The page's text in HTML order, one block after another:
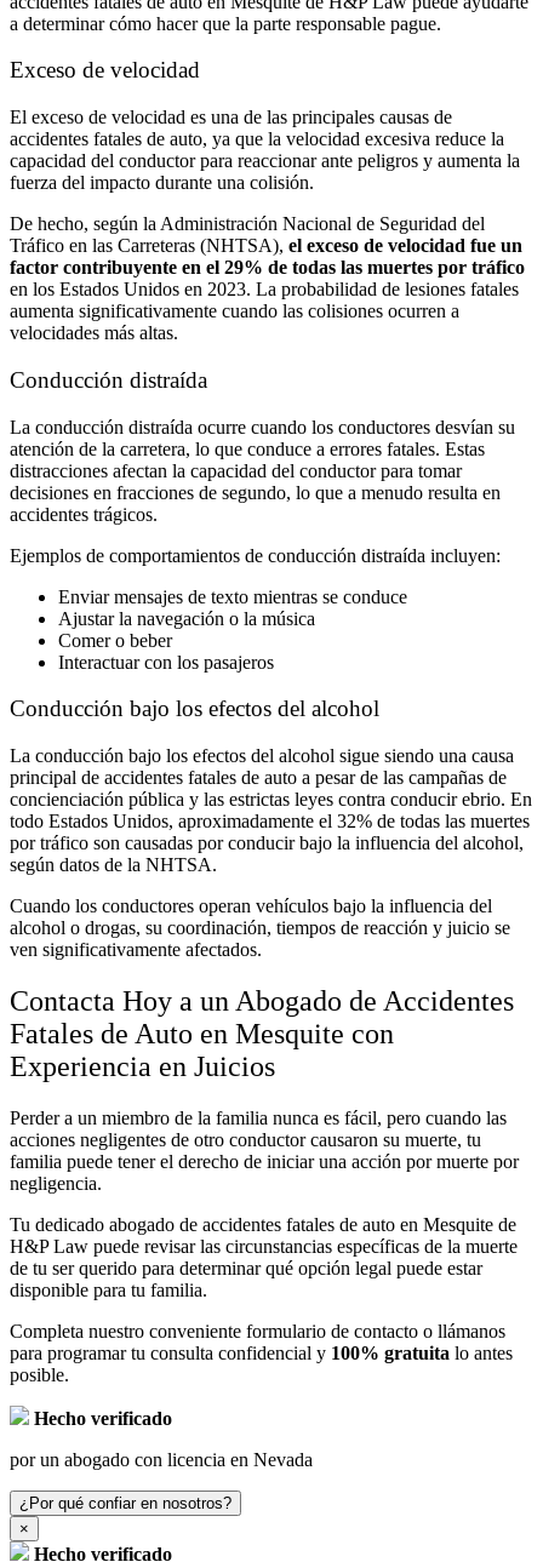
a determinar cómo hacer que la parte responsable pague.
Exceso de velocidad
El exceso de velocidad es una de las principales causas de
accidentes fatales de auto, ya que la velocidad excesiva reduce la
capacidad del conductor para reaccionar ante peligros y aumenta la
fuerza del impacto durante una colisión.
De hecho, según la Administración Nacional de Seguridad del
Tráfico en las Carreteras (NHTSA), el exceso de velocidad fue un
factor contribuyente en el 29% de todas las muertes por tráfico
en los Estados Unidos en 2023. La probabilidad de lesiones fatales
aumenta significativamente cuando las colisiones ocurren a
velocidades más altas.
Conducción distraída
La conducción distraída ocurre cuando los conductores desvían su
atención de la carretera, lo que conduce a errores fatales. Estas
distracciones afectan la capacidad del conductor para tomar
decisiones en fracciones de segundo, lo que a menudo resulta en
accidentes trágicos.
Ejemplos de comportamientos de conducción distraída incluyen:
Enviar mensajes de texto mientras se conduce
Ajustar la navegación o la música
Comer o beber
Interactuar con los pasajeros
Conducción bajo los efectos del alcohol
La conducción bajo los efectos del alcohol sigue siendo una causa
principal de accidentes fatales de auto a pesar de las campañas de
concienciación pública y las estrictas leyes contra conducir ebrio. En
todo Estados Unidos, aproximadamente el 32% de todas las muertes
por tráfico son causadas por conducir bajo la influencia del alcohol,
según datos de la NHTSA.
Cuando los conductores operan vehículos bajo la influencia del
alcohol o drogas, su coordinación, tiempos de reacción y juicio se
ven significativamente afectados.
Contacta Hoy a un Abogado de Accidentes
Fatales de Auto en Mesquite con
Experiencia en Juicios
Perder a un miembro de la familia nunca es fácil, pero cuando las
acciones negligentes de otro conductor causaron su muerte, tu
familia puede tener el derecho de iniciar una acción por muerte por
negligencia.
Tu dedicado abogado de accidentes fatales de auto en Mesquite de
H&P Law puede revisar las circunstancias específicas de la muerte
de tu ser querido para determinar qué opción legal puede estar
disponible para tu familia.
Completa nuestro conveniente formulario de contacto o llámanos
para programar tu consulta confidencial y 100% gratuita lo antes
posible.
Hecho verificado
por un abogado con licencia en Nevada
¿Por qué confiar en nosotros?
×
Hecho verificado